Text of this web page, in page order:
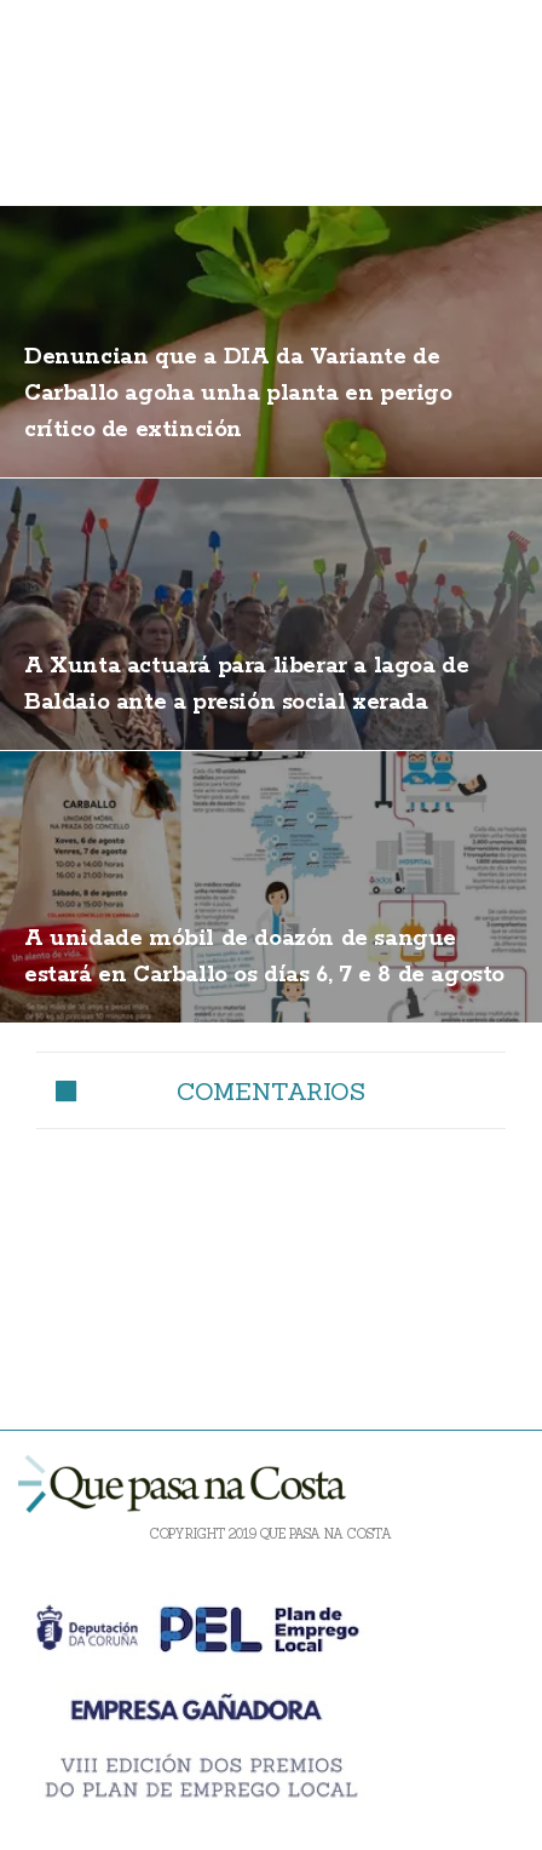
Denuncian que a DIA da Variante de
Carballo agoha unha planta en perigo
crítico de extinción
A Xunta actuará para liberar a lagoa de
Baldaio ante a presión social xerada
A unidade móbil de doazón de sangue
estará en Carballo os días 6, 7 e 8 de agosto
COMENTARIOS
COPYRIGHT 2019 QUE PASA NA COSTA